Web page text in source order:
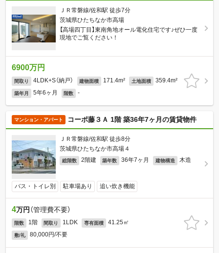
ＪＲ常磐線/佐和駅 徒歩7分
茨城県ひたちなか市高場
【高場四丁目】東南角地オール電化住宅です♪ぜひ一度
現地でご覧ください！
6900万円
間取り 4LDK+S（納戸） 建物面積 171.4m² 土地面積 359.4m²
築年月 5年6ヶ月 階数 -
マンション・アパート コーポ藤３Ａ 1階 築36年7ヶ月の賃貸物件
ＪＲ常磐線/佐和駅 徒歩8分
茨城県ひたちなか市高場４
総階数 2階建 築年数 36年7ヶ月 建物構造 木造
バス・トイレ別 駐車場あり 追い炊き機能
4万円 （管理費不要）
階数 1階 間取り 1LDK 専有面積 41.25㎡
敷/礼 80,000円/不要